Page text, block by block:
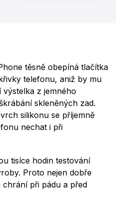
těsně obepíná tlačítka
telefonu, aniž by mu
výstelka z jemného
skleněných zad.
silikonu se příjemně
nechat i při
tisíce hodin testování
Proto nejen dobře
při pádu a před